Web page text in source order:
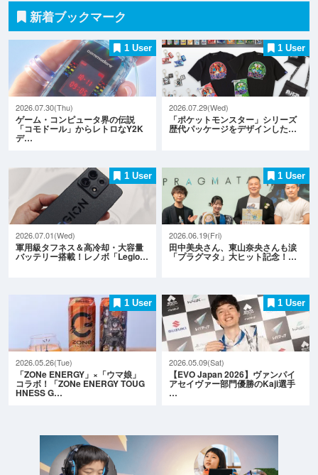
新着ブックマーク
1 User
2026.07.30(Thu)
ゲーム・コンピュータ界の伝説
「コモドール」からレトロなY2K
デ…
1 User
2026.07.29(Wed)
「ポケットモンスター」シリーズ
歴代パッケージをデザインした…
1 User
2026.07.01(Wed)
軍用級タフネス＆高冷却・大容量
バッテリー搭載！レノボ「Legio…
1 User
2026.06.19(Fri)
田中美央さん、東山奈央さんも涙
「プラグマタ」大ヒット記念！…
1 User
2026.05.26(Tue)
「ZONe ENERGY」×「ウマ娘」
コラボ！「ZONe ENERGY TOUG
HNESS G…
1 User
2026.05.09(Sat)
【EVO Japan 2026】ヴァンパイ
アセイヴァー部門優勝のKaji選手
…